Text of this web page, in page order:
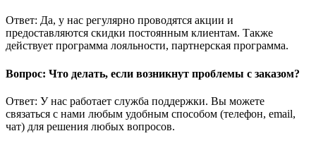
Ответ: Да, у нас регулярно проводятся акции и
предоставляются скидки постоянным клиентам. Также
действует программа лояльности, партнерская программа.
Вопрос: Что делать, если возникнут проблемы с заказом?
Ответ: У нас работает служба поддержки. Вы можете
связаться с нами любым удобным способом (телефон, email,
чат) для решения любых вопросов.